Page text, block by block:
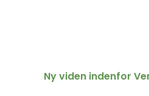
Ny viden indenfor